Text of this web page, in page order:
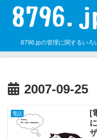
8796.jpの管理に関するいろ
2007-09-25
電話
[